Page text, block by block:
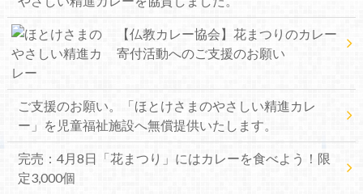
【仏教カレー協会】花まつりのカレー
寄付活動へのご支援のお願い
ご支援のお願い。「ほとけさまのやさしい精進カレ
ー」を児童福祉施設へ無償提供いたします。
完売：4月8日「花まつり」にはカレーを食べよう！限
定3,000個